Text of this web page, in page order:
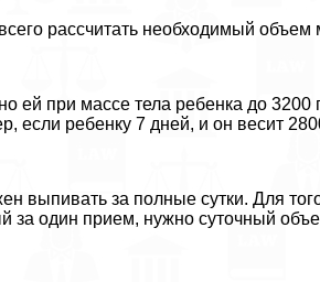
рассчитать необходимый объем
ей при массе тела ребенка до 3200
если ребенку 7 дней, и он весит
выпивать за полные сутки. Для
один прием, нужно суточный